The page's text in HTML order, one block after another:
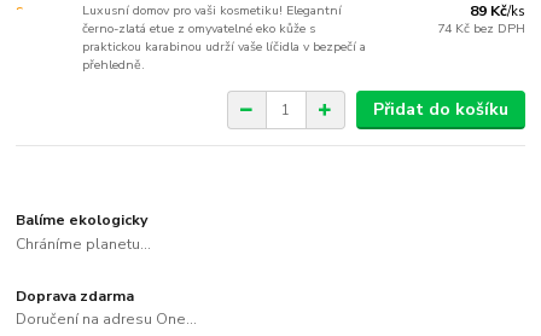
Luxusní domov pro vaši kosmetiku! Elegantní
černo-zlatá etue z omyvatelné eko kůže s
praktickou karabinou udrží vaše líčidla v bezpečí a
přehledně.
89 Kč/ks
74 Kč bez DPH
Přidat do košíku
Balíme ekologicky
Chráníme planetu...
Doprava zdarma
Doručení na adresu One...